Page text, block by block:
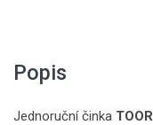
Popis
Jednoruční činka